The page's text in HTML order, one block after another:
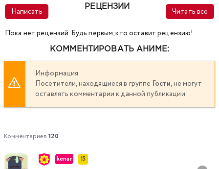
Написать
РЕЦЕНЗИИ
Читать все
Пока нет рецензий. Будь первым, кто оставит рецензию!
КОММЕНТИРОВАТЬ АНИМЕ:
Информация
Посетители, находящиеся в группе Гости, не могут
оставлять комментарии к данной публикации.
Комментариев 120
kenar 15